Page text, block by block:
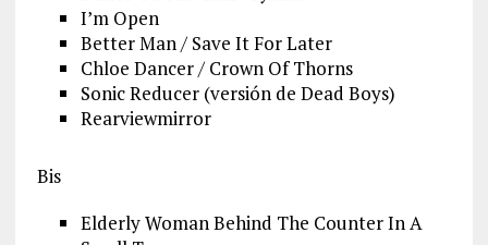
I’m Open
Better Man / Save It For Later
Chloe Dancer / Crown Of Thorns
Sonic Reducer (versión de Dead Boys)
Rearviewmirror
Bis
Elderly Woman Behind The Counter In A